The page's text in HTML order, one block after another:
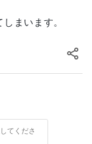
まいます。